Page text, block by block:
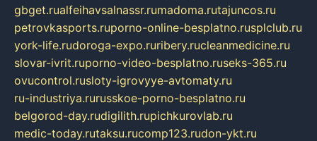
gbget.rualfeihavsalnassr.rumadoma.rutajuncos.ru
petrovkasports.ruporno-online-besplatno.rusplclub.ru
york-life.rudoroga-expo.ruribery.rucleanmedicine.ru
slovar-ivrit.ruporno-video-besplatno.ruseks-365.ru
ovucontrol.rusloty-igrovyye-avtomaty.ru
ru-industriya.rurusskoe-porno-besplatno.ru
belgorod-day.rudigilith.rupichkurovlab.ru
medic-today.rutaksu.rucomp123.rudon-ykt.ru